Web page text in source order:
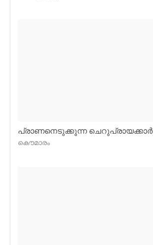
പ്രാണനെടുക്കുന്ന ചെറുപ്രായക്കാര്‍
കൌമാരം